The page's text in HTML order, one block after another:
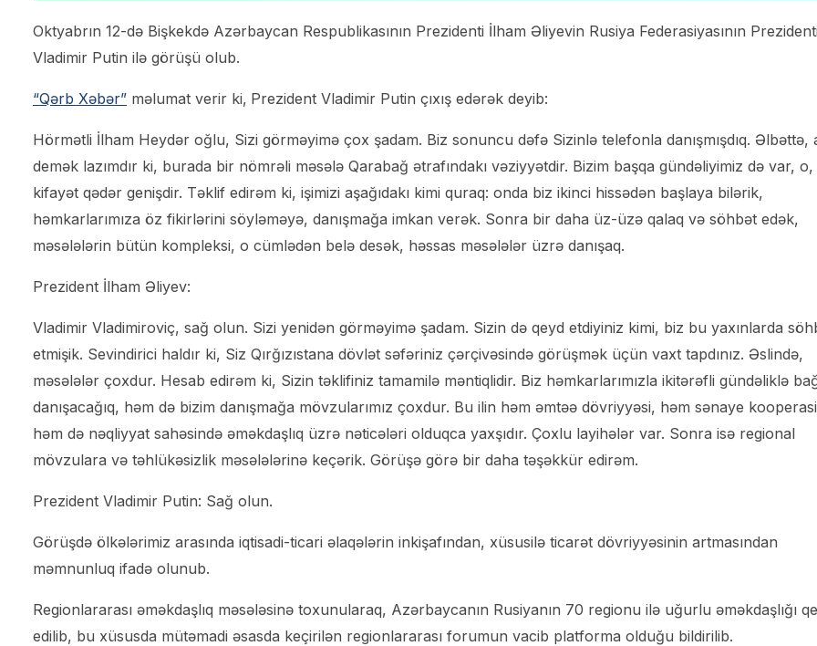
Oktyabrın 12-də Bişkekdə Azərbaycan Respublikasının Prezidenti İlham Əliyevin Rusiya Federasiyasının Prezidenti
Vladimir Putin ilə görüşü olub.
“Qərb Xəbər” məlumat verir ki, Prezident Vladimir Putin çıxış edərək deyib:
Hörmətli İlham Heydər oğlu, Sizi görməyimə çox şadam. Biz sonuncu dəfə Sizinlə telefonla danışmışdıq. Əlbəttə,
demək lazımdır ki, burada bir nömrəli məsələ Qarabağ ətrafındakı vəziyyətdir. Bizim başqa gündəliyimiz də var, o,
kifayət qədər genişdir. Təklif edirəm ki, işimizi aşağıdakı kimi quraq: onda biz ikinci hissədən başlaya bilərik,
həmkarlarımıza öz fikirlərini söyləməyə, danışmağa imkan verək. Sonra bir daha üz-üzə qalaq və söhbət edək,
məsələlərin bütün kompleksi, o cümlədən belə desək, həssas məsələlər üzrə danışaq.
Prezident İlham Əliyev:
Vladimir Vladimiroviç, sağ olun. Sizi yenidən görməyimə şadam. Sizin də qeyd etdiyiniz kimi, biz bu yaxınlarda
etmişik. Sevindirici haldır ki, Siz Qırğızıstana dövlət səfəriniz çərçivəsində görüşmək üçün vaxt tapdınız. Əslində,
məsələlər çoxdur. Hesab edirəm ki, Sizin təklifiniz tamamilə məntiqlidir. Biz həmkarlarımızla ikitərəfli gündəliklə
danışacağıq, həm də bizim danışmağa mövzularımız çoxdur. Bu ilin həm əmtəə dövriyyəsi, həm sənaye
həm də nəqliyyat sahəsində əməkdaşlıq üzrə nəticələri olduqca yaxşıdır. Çoxlu layihələr var. Sonra isə regional
mövzulara və təhlükəsizlik məsələlərinə keçərik. Görüşə görə bir daha təşəkkür edirəm.
Prezident Vladimir Putin: Sağ olun.
Görüşdə ölkələrimiz arasında iqtisadi-ticari əlaqələrin inkişafından, xüsusilə ticarət dövriyyəsinin artmasından
məmnunluq ifadə olunub.
Regionlararası əməkdaşlıq məsələsinə toxunularaq, Azərbaycanın Rusiyanın 70 regionu ilə uğurlu əməkdaşlığı
edilib, bu xüsusda mütəmadi əsasda keçirilən regionlararası forumun vacib platforma olduğu bildirilib.